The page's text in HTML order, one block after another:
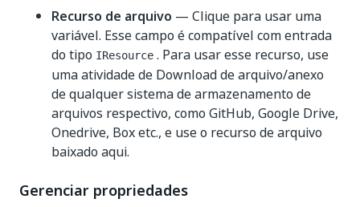
Recurso de arquivo — Clique para usar uma
variável. Esse campo é compatível com entrada
do tipo IResource . Para usar esse recurso, use
uma atividade de Download de arquivo/anexo
de qualquer sistema de armazenamento de
arquivos respectivo, como GitHub, Google Drive,
Onedrive, Box etc., e use o recurso de arquivo
baixado aqui.
Gerenciar propriedades